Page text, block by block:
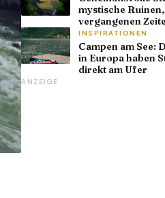
mystische
vergangenen
INSPIRATIONEN
Campen am See:
in Europa haben
direkt am Ufer
ANZEIGE